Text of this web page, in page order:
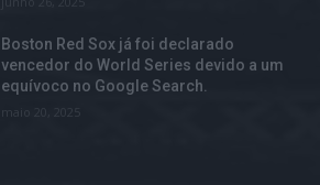
Boston Red Sox já foi declarado
vencedor do World Series devido a um
equívoco no Google Search.
maio 20, 2025